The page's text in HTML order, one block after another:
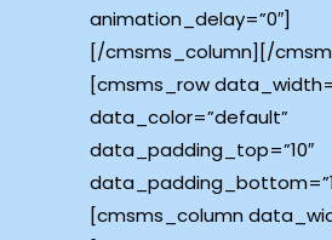
animation_delay=”0″]
[/cmsms_column][/
[cmsms_row
data_color=”default”
data_padding_top=”10″
[cmsms_column